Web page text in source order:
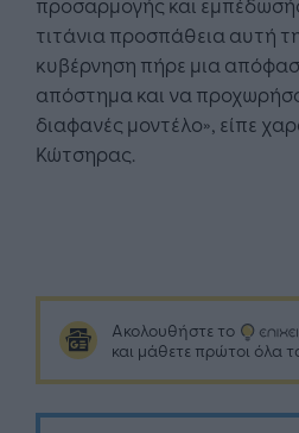
τιτάνια προσπάθεια αυτή
κυβέρνηση πήρε μια
απόστημα και να
διαφανές μοντέλο», είπε
Κώτσηρας.
Ακολουθήστε το
και μάθετε πρώτοι όλα